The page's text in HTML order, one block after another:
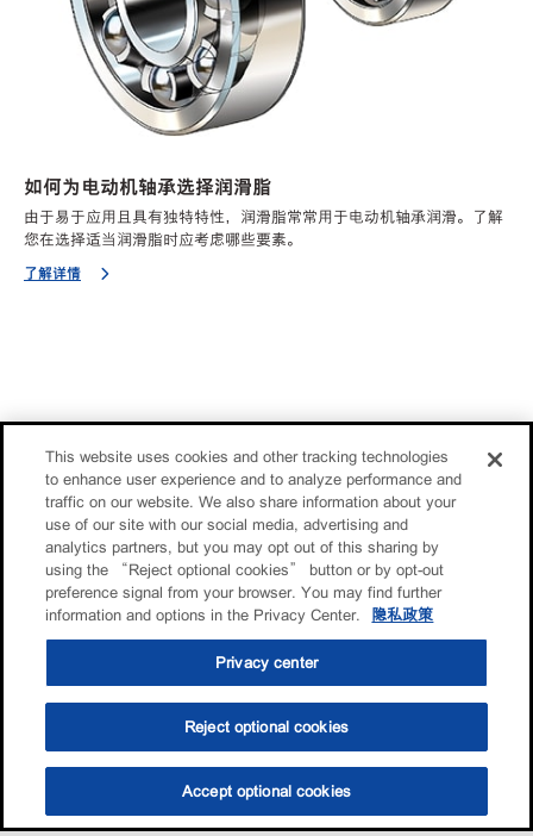
选油助手 查找门店
如何为电动机轴承选择润滑脂
由于易于应用且具有独特特性，润滑脂常常用于电动机轴承润滑。了解
您在选择适当润滑脂时应考虑哪些要素。
了解详情
This website uses cookies and other tracking technologies
to enhance user experience and to analyze performance and
traffic on our website. We also share information about your
use of our site with our social media, advertising and
analytics partners, but you may opt out of this sharing by
using the “Reject optional cookies” button or by opt-out
preference signal from your browser. You may find further
information and options in the Privacy Center.
隐私政策
Privacy center
Reject optional cookies
Accept optional cookies